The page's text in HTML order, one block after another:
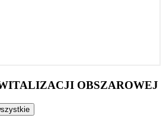
OBSZAROWEJ